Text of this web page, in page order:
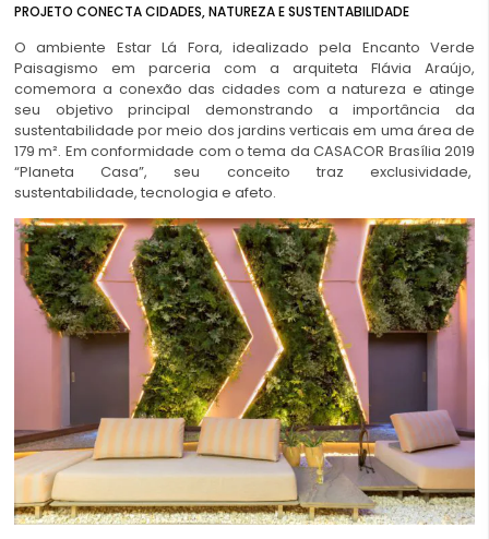
PROJETO CONECTA CIDADES, NATUREZA E SUSTENTABILIDADE
O ambiente Estar Lá Fora, idealizado pela Encanto Verde
Paisagismo em parceria com a arquiteta Flávia Araújo,
comemora a conexão das cidades com a natureza e atinge
seu objetivo principal demonstrando a importância da
sustentabilidade por meio dos jardins verticais em uma área de
179 m². Em conformidade com o tema da CASACOR Brasília 2019
“Planeta Casa”, seu conceito traz exclusividade,
sustentabilidade, tecnologia e afeto.